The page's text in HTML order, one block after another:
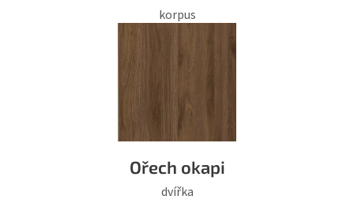
korpus
Ořech okapi
dvířka